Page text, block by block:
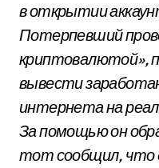
в открытии
Потерпевший
криптовалютой»,
вывести
интернета на
За помощью он
тот сообщил, что